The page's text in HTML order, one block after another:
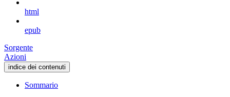
html
epub
Sorgente
Azioni
indice dei contenuti
Sommario